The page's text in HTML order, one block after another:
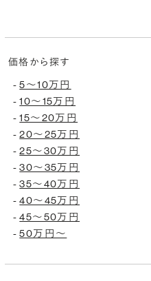
価格から探す
-5〜10万円
-10〜15万円
-15〜20万円
-20〜25万円
-25〜30万円
-30〜35万円
-35〜40万円
-40〜45万円
-45〜50万円
-50万円〜